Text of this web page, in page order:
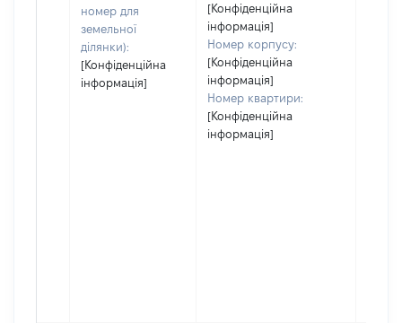
номер для
земельної
ділянки):
[Конфіденційна
інформація]
[Конфіденційна
інформація]
Номер корпусу:
[Конфіденційна
інформація]
Номер квартири:
[Конфіденційна
інформація]